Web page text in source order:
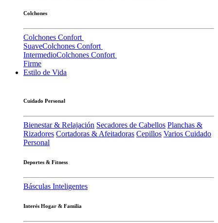
Colchones
Colchones Confort
SuaveColchones Confort
IntermedioColchones Confort
Firme
Estilo de Vida
Cuidado Personal
Bienestar & Relajación Secadores de Cabellos Planchas &
Rizadores Cortadoras & Afeitadoras Cepillos Varios Cuidado
Personal
Deportes & Fitness
Básculas Inteligentes
Interés Hogar & Familia